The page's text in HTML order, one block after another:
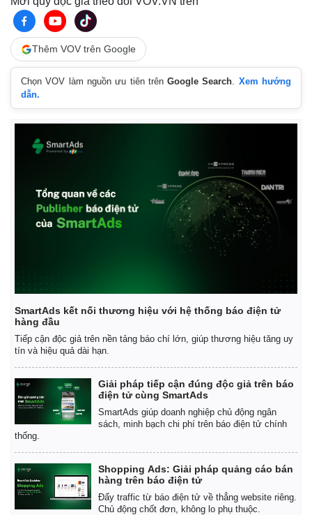
Thêm VOV trên Google
Chọn VOV làm nguồn ưu tiên trênGoogle Search. Xem hướng
dẫn.
SmartAds kết nối thương hiệu với hệ thống báo điện tử
hàng đầu
Tiếp cận độc giả trên nền tảng báo chí lớn, giúp thương hiệu tăng uy
tín và hiệu quả dài hạn.
Giải pháp tiếp cận đúng độc giả trên báo
điện tử cùng SmartAds
SmartAds giúp doanh nghiệp chủ động ngân
sách, minh bạch chi phí trên báo điện tử chính
thống.
Shopping Ads: Giải pháp quảng cáo bán
hàng trên báo điện tử
Đẩy traffic từ báo điện tử về thẳng website riêng.
Chủ động chốt đơn, không lo phụ thuộc.